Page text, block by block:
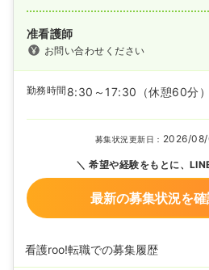
准看護師
お問い合わせください
勤務時間 8:30～17:30 （休憩60分）
募集状況更新日： 2026/08/
希望や経験をもとに、
最新の募集状況を
看護roo!転職での募集履歴